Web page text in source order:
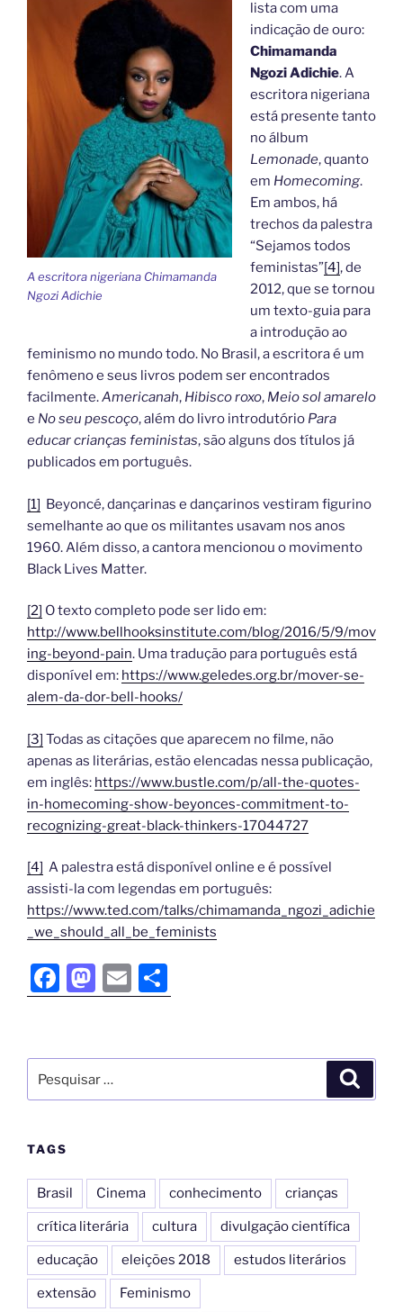
A escritora nigeriana Chimamanda
Ngozi Adichie
lista com uma
indicação de ouro:
Chimamanda
Ngozi Adichie. A
escritora nigeriana
está presente tanto
no álbum
Lemonade, quanto
em Homecoming.
Em ambos, há
trechos da palestra
“Sejamos todos
feministas”[4], de
2012, que se tornou
um texto-guia para
a introdução ao
feminismo no mundo todo. No Brasil, a escritora é um
fenômeno e seus livros podem ser encontrados
facilmente.Americanah, Hibisco roxo, Meio sol amarelo
e No seu pescoço, além do livro introdutório Para
educar crianças feministas, são alguns dos títulos já
publicados em português.
[1] Beyoncé, dançarinas e dançarinos vestiram figurino
semelhante ao que os militantes usavam nos anos
1960. Além disso, a cantora mencionou o movimento
Black Lives Matter.
[2] O texto completo pode ser lido em:
http://www.bellhooksinstitute.com/blog/2016/5/9/mov
ing-beyond-pain. Uma tradução para português está
disponível em: https://www.geledes.org.br/mover-se-
alem-da-dor-bell-hooks/
[3] Todas as citações que aparecem no filme, não
apenas as literárias, estão elencadas nessa publicação,
em inglês: https://www.bustle.com/p/all-the-quotes-
in-homecoming-show-beyonces-commitment-to-
recognizing-great-black-thinkers-17044727
[4] A palestra está disponível online e é possível
assisti-la com legendas em português:
https://www.ted.com/talks/chimamanda_ngozi_adichie
_we_should_all_be_feminists
F
a
e
b
o
k
M
a
o
d
E
m
l
h
e
TAGS
Brasil Cinema conhecimento crianças
crítica literária cultura divulgação científica
educação eleições 2018 estudos literários
extensão Feminismo